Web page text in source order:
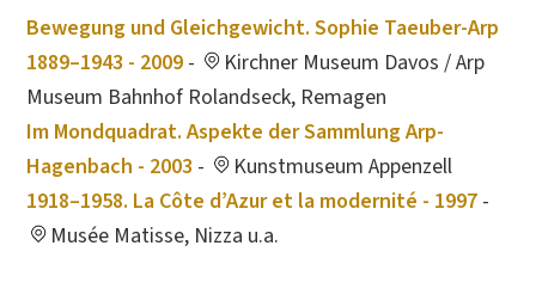
Bewegung und Gleichgewicht. Sophie Taeuber-Arp
1889–1943 - 2009 -
Kirchner Museum Davos / Arp
Museum Bahnhof Rolandseck, Remagen
Im Mondquadrat. Aspekte der Sammlung Arp-
Hagenbach - 2003 -
Kunstmuseum Appenzell
1918–1958. La Côte d’Azur et la modernité - 1997 -
Musée Matisse, Nizza u.a.